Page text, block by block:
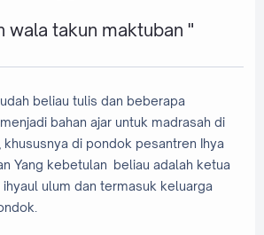
wala takun maktuban "
beliau tulis dan beberapa
bahan ajar untuk madrasah di
di pondok pesantren Ihya
Yang kebetulan beliau adalah ketua
ulum dan termasuk keluarga